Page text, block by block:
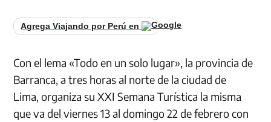
Agrega Viajando por Perú en
Con el lema «Todo en un solo lugar», la provincia de
Barranca, a tres horas al norte de la ciudad de
Lima, organiza su XXI Semana Turística la misma
que va del viernes 13 al domingo 22 de febrero con